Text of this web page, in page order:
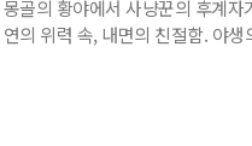
몽골의 황야에서 사냥꾼의 후계
연의 위력 속, 내면의 친절함. 야